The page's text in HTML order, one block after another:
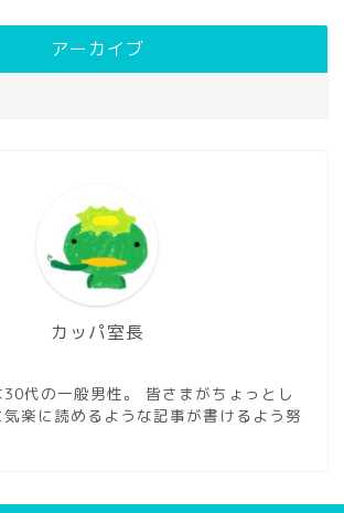
アーカイブ
カッパ室長
代の一般男性。 皆さまがちょっとし
楽に読めるような記事が書けるよう努